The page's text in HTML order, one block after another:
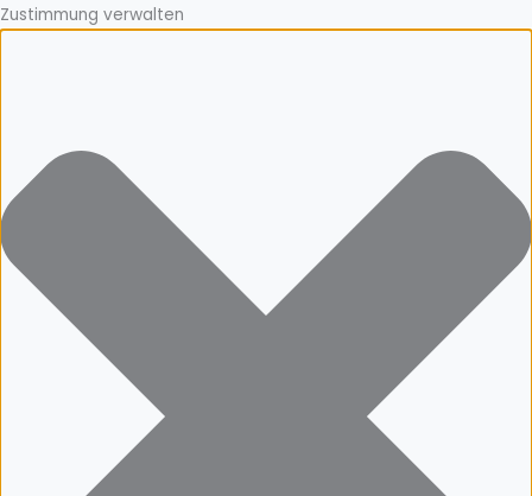
Zustimmung verwalten